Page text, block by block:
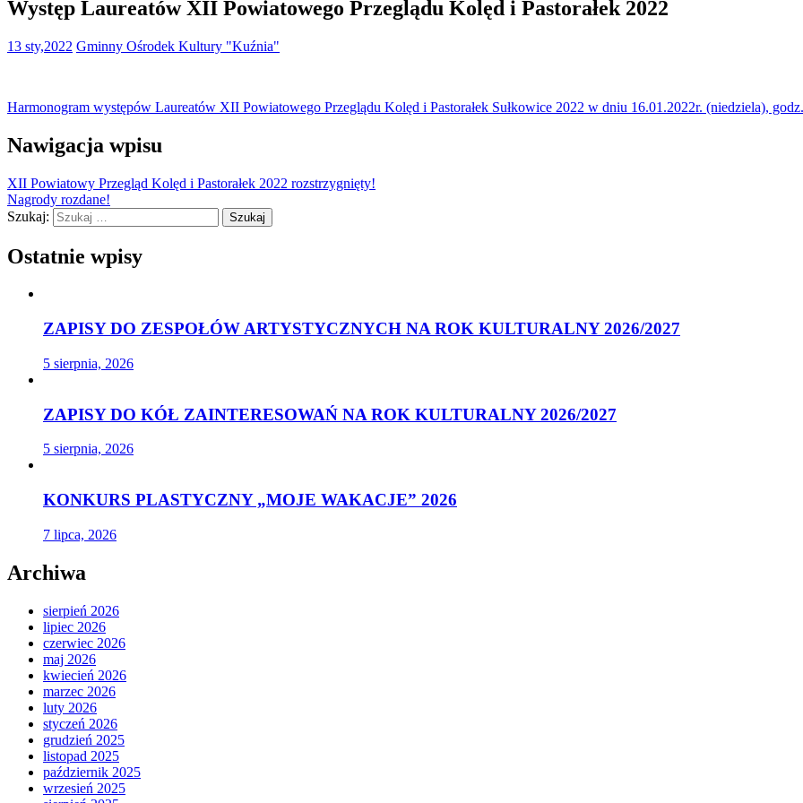
Występ Laureatów XII Powiatowego Przeglądu Kolęd i Pastorałek 2022
13 sty,2022 Gminny Ośrodek Kultury "Kuźnia"
Harmonogram występów Laureatów XII Powiatowego Przeglądu Kolęd i Pastorałek Sułkowice 2022 w dniu 16.01.2022r. (niedziela),
Nawigacja wpisu
XII Powiatowy Przegląd Kolęd i Pastorałek 2022 rozstrzygnięty!
Nagrody rozdane!
Szukaj:
Ostatnie wpisy
ZAPISY DO ZESPOŁÓW ARTYSTYCZNYCH NA ROK KULTURALNY 2026/2027
5 sierpnia, 2026
ZAPISY DO KÓŁ ZAINTERESOWAŃ NA ROK KULTURALNY 2026/2027
5 sierpnia, 2026
KONKURS PLASTYCZNY „MOJE WAKACJE” 2026
7 lipca, 2026
Archiwa
sierpień 2026
lipiec 2026
czerwiec 2026
maj 2026
kwiecień 2026
marzec 2026
luty 2026
styczeń 2026
grudzień 2025
listopad 2025
październik 2025
wrzesień 2025